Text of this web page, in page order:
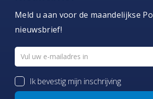
Meld u aan voor de maandelijkse
nieuwsbrief!